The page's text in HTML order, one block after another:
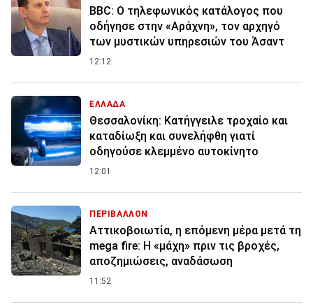
BBC: Ο τηλεφωνικός κατάλογος που
οδήγησε στην «Αράχνη», τον αρχηγό
των μυστικών υπηρεσιών του Άσαντ
12:12
ΕΛΛΑΔΑ
Θεσσαλονίκη: Κατήγγειλε τροχαίο και
καταδίωξη και συνελήφθη γιατί
οδηγούσε κλεμμένο αυτοκίνητο
12:01
ΠΕΡΙΒΑΛΛΟΝ
Αττικοβοιωτία, η επόμενη μέρα μετά τη
mega fire: Η «μάχη» πριν τις βροχές,
αποζημιώσεις, αναδάσωση
11:52